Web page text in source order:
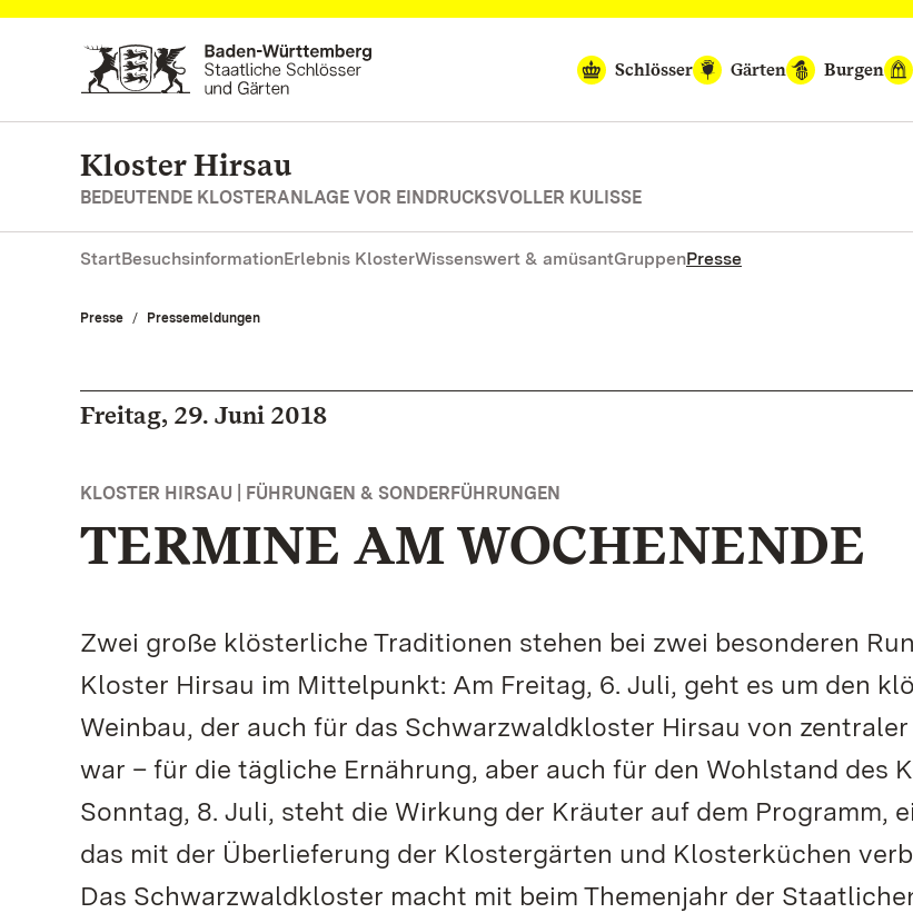
Zum Hauptinhalt springen
Schlösser
Gärten Burgen
Kloster Hirsau
BEDEUTENDE KLOSTERANLAGE VOR EINDRUCKSVOLLER KULISSE
StartBesuchsinformationErlebnis KlosterWissenswert & amüsantGruppenPresse
Presse Pressemeldungen
Freitag, 29. Juni 2018
KLOSTER HIRSAU | FÜHRUNGEN & SONDERFÜHRUNGEN
TERMINE AM WOCHENENDE
Zwei große klösterliche Traditionen stehen bei zwei besonderen
Kloster Hirsau im Mittelpunkt: Am Freitag, 6. Juli, geht es um den
Weinbau, der auch für das Schwarzwaldkloster Hirsau von
war – für die tägliche Ernährung, aber auch für den Wohlstand des
Sonntag, 8. Juli, steht die Wirkung der Kräuter auf dem Programm,
das mit der Überlieferung der Klostergärten und Klosterküchen
Das Schwarzwaldkloster macht mit beim Themenjahr der